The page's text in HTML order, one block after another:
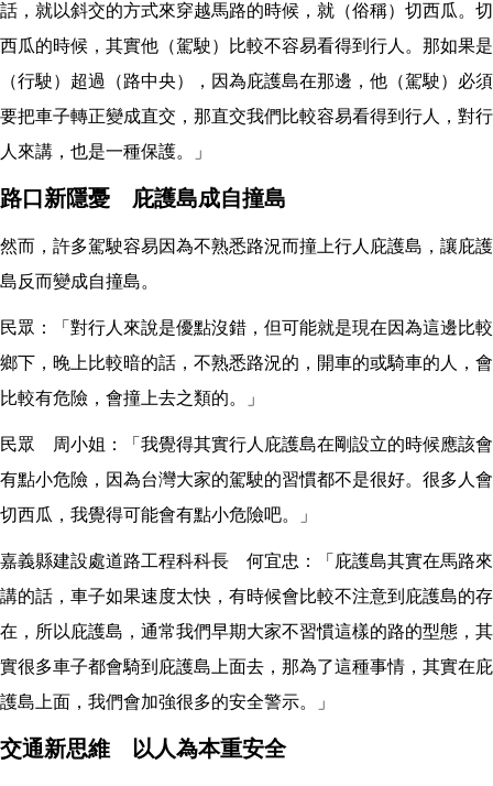
話，就以斜交的方式來穿越馬路的時候，就（俗稱）切西瓜。切
西瓜的時候，其實他（駕駛）比較不容易看得到行人。那如果是
（行駛）超過（路中央），因為庇護島在那邊，他（駕駛）必須
要把車子轉正變成直交，那直交我們比較容易看得到行人，對行
人來講，也是一種保護。」
路口新隱憂 庇護島成自撞島
然而，許多駕駛容易因為不熟悉路況而撞上行人庇護島，讓庇護
島反而變成自撞島。
民眾：「對行人來說是優點沒錯，但可能就是現在因為這邊比較
鄉下，晚上比較暗的話，不熟悉路況的，開車的或騎車的人，會
比較有危險，會撞上去之類的。」
民眾 周小姐：「我覺得其實行人庇護島在剛設立的時候應該會
有點小危險，因為台灣大家的駕駛的習慣都不是很好。很多人會
切西瓜，我覺得可能會有點小危險吧。」
嘉義縣建設處道路工程科科長 何宜忠：「庇護島其實在馬路來
講的話，車子如果速度太快，有時候會比較不注意到庇護島的存
在，所以庇護島，通常我們早期大家不習慣這樣的路的型態，其
實很多車子都會騎到庇護島上面去，那為了這種事情，其實在庇
護島上面，我們會加強很多的安全警示。」
交通新思維 以人為本重安全